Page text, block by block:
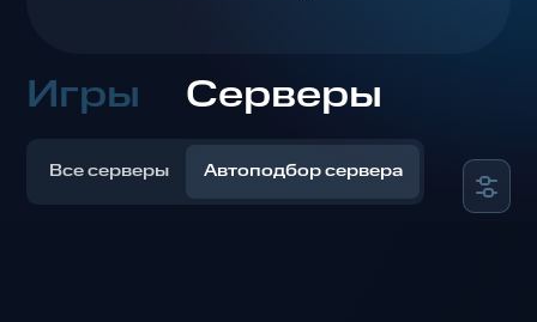
Игры Серверы
Все серверы Автоподбор сервера